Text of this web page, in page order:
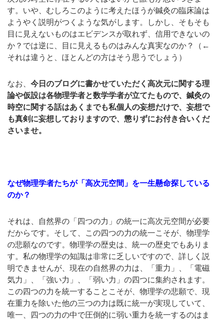
す。いや、むしろこのように考えたほうが鍼灸の臨床論は
ようやく説明がつくような気がします。しかし、そもそも
目に見えないものはエビデンスが取れず、信用できないの
か？では逆に、目に見えるものはみんな真実なのか？（←
それは違うと、ほとんどの方はそう思うでしょう）
なお、 今日のブログに書かせていただく高次元に関する理
論や仮設は各物理学者と数学学者が立てたもので、鍼灸の
時空に関する話はあくまでも私個人の妄想だけで、妄想で
も真剣に妄想しておりますので、懲りずにお付き合いくだ
さいませ。
なぜ物理学者たちが「高次元空間」を一生懸命探している
のか？
それは、自然界の「四つの力」の統一に高次元空間が必要
だからです。そして、この四つの力の統一こそが、物理学
の悲願なのです。物理学の歴史は、統一の歴史でもありま
す。私の物理学の知識は非常に乏しいですので、詳しく説
明できませんが、現在の自然界の力は、「重力」、「電磁
気力」、「強い力」、「弱い力」の四つに集約されます。
この四つの力を統一することこそが、物理学の悲願で、現
在重力を除いた他の三つの力は既に統一が実現していて、
唯一、四つの力の中で圧倒的に弱い重力を統一するのはま